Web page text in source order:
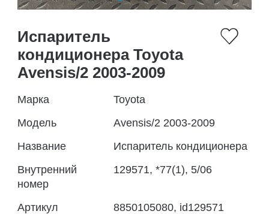
Испаритель
кондиционера Toyota
Avensis/2 2003-2009
Марка
Toyota
Модель
Avensis/2 2003-2009
Название
Испаритель кондиционера
Внутренний
номер
129571, *77(1), 5/06
Артикул
8850105080, id129571